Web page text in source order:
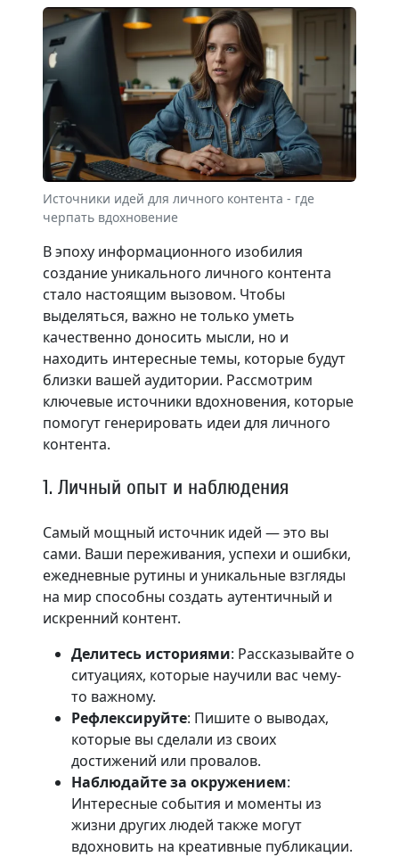
Источники идей для личного контента - где
черпать вдохновение
В эпоху информационного изобилия
создание уникального личного контента
стало настоящим вызовом. Чтобы
выделяться, важно не только уметь
качественно доносить мысли, но и
находить интересные темы, которые будут
близки вашей аудитории. Рассмотрим
ключевые источники вдохновения, которые
помогут генерировать идеи для личного
контента.
1. Личный опыт и наблюдения
Самый мощный источник идей — это вы
сами. Ваши переживания, успехи и ошибки,
ежедневные рутины и уникальные взгляды
на мир способны создать аутентичный и
искренний контент.
Делитесь историями: Рассказывайте о
ситуациях, которые научили вас чему-
то важному.
Рефлексируйте: Пишите о выводах,
которые вы сделали из своих
достижений или провалов.
Наблюдайте за окружением:
Интересные события и моменты из
жизни других людей также могут
вдохновить на креативные публикации.